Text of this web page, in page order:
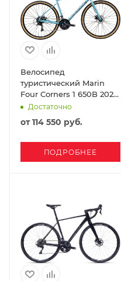
Велосипед
туристический Marin
Four Corners 1 650B 2024
Tan Maroon
Достаточно
от114 550 руб.
ПОДРОБНЕЕ